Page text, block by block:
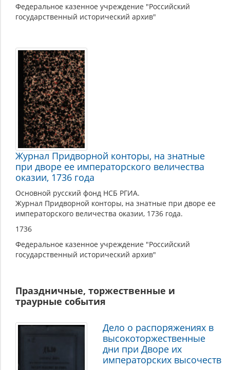
Федеральное казенное учреждение "Российский
государственный исторический архив"
Журнал Придворной конторы, на знатные
при дворе ее императорского величества
оказии, 1736 года
Основной русский фонд НСБ РГИА.
Журнал Придворной конторы, на знатные при дворе ее
императорского величества оказии, 1736 года.
1736
Федеральное казенное учреждение "Российский
государственный исторический архив"
Праздничные, торжественные и
траурные события
Дело о распоряжениях в
высокоторжественные
дни при Дворе их
императорских высочеств